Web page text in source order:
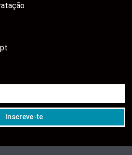
Inscreve-te